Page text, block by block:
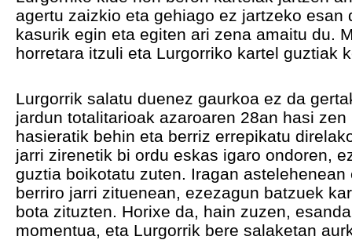
agertu zaizkio eta gehiago ez jartzeko
kasurik egin eta egiten ari zena amaitu du.
horretara itzuli eta Lurgorriko kartel guztiak
Lurgorrik salatu duenez gaurkoa ez da
jardun totalitarioak azaroaren 28an hasi
hasieratik behin eta berriz errepikatu
jarri zirenetik bi ordu eskas igaro ondoren,
guztia boikotatu zuten. Iragan
berriro jarri zituenean, ezezagun batzuek
bota zituzten. Horixe da, hain zuzen,
momentua, eta Lurgorrik bere salaketan